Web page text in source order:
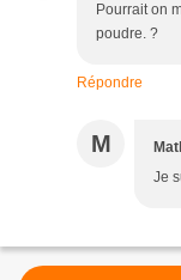
Pourrait on
poudre. ?
Répondre
M
Je